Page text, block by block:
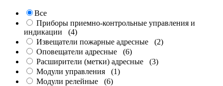
Все
Приборы приемно-контрольные управления и
индикации
(4)
Извещатели пожарные адресные
(2)
Оповещатели адресные
(6)
Расширители (метки) адресные
(3)
Модули управления
(1)
Модули релейные
(6)